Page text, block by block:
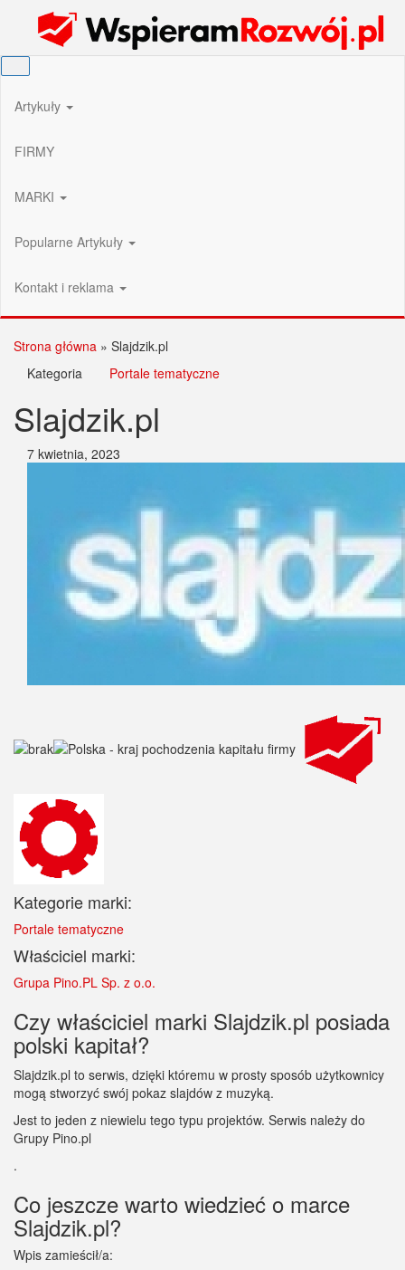
Wspieram Rozwój PL
Artykuły
FIRMY
MARKI
Popularne Artykuły
Kontakt i reklama
Strona główna » Slajdzik.pl
Kategoria
Portale tematyczne
Slajdzik.pl
7 kwietnia, 2023
Kategorie marki:
Portale tematyczne
Właściciel marki:
Grupa Pino.PL Sp. z o.o.
Czy właściciel marki Slajdzik.pl posiada
polski kapitał?
Slajdzik.pl to serwis, dzięki któremu w prosty sposób użytkownicy
mogą stworzyć swój pokaz slajdów z muzyką.
Jest to jeden z niewielu tego typu projektów. Serwis należy do
Grupy Pino.pl
.
Co jeszcze warto wiedzieć o marce
Slajdzik.pl?
Wpis zamieścił/a: